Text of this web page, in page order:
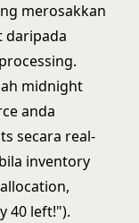
merosakkan
daripada
midnight
anda
secara real-
inventory
40 left!").